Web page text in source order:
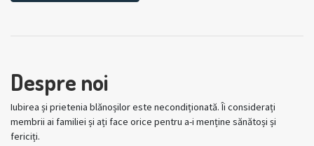
Despre noi
Iubirea și prietenia blănoșilor este necondiționată. Îi considerați
membrii ai familiei și ați face orice pentru a-i menține sănătoși și
fericiți.